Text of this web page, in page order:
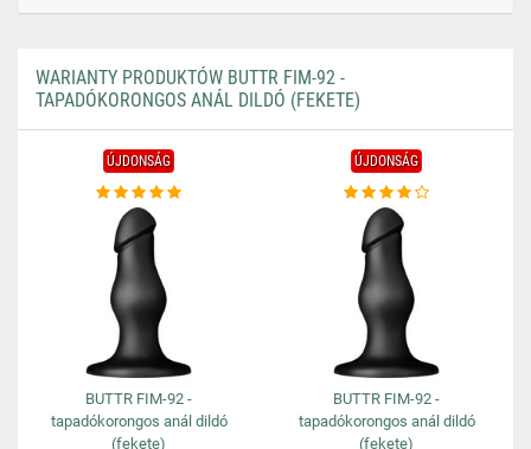
WARIANTY PRODUKTÓW BUTTR FIM-92 -
TAPADÓKORONGOS ANÁL DILDÓ (FEKETE)
ÚJDONSÁG
BUTTR FIM-92 -
tapadókorongos anál dildó
(fekete)
ÚJDONSÁG
BUTTR FIM-92 -
tapadókorongos anál dildó
(fekete)